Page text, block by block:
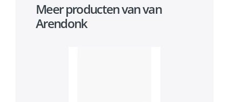
Meer producten van van
Arendonk